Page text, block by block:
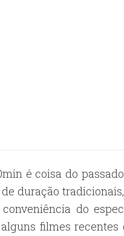
é coisa do
duração
do
filmes